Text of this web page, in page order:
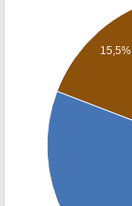
15,5%